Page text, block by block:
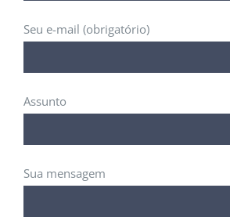
Seu e-mail (obrigatório)
Assunto
Sua mensagem